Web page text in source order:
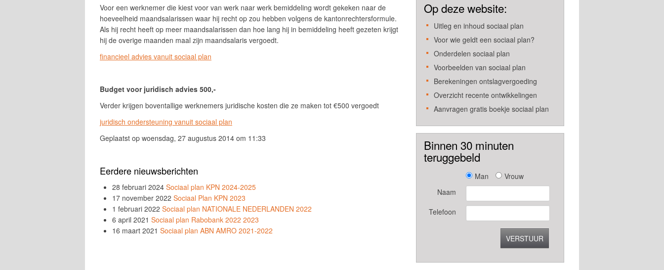
Voor een werknemer die kiest voor van werk naar werk bemiddeling wordt gekeken naar de
hoeveelheid maandsalarissen waar hij recht op zou hebben volgens de kantonrechtersformule.
Als hij recht heeft op meer maandsalarissen dan hoe lang hij in bemiddeling heeft gezeten krijgt
hij de overige maanden maal zijn maandsalaris vergoedt.
financieel advies vanuit sociaal plan
Budget voor juridisch advies 500,-
Verder krijgen boventallige werknemers juridische kosten die ze maken tot €500 vergoedt
juridisch ondersteuning vanuit sociaal plan
Geplaatst op woensdag, 27 augustus 2014 om 11:33
Eerdere nieuwsberichten
28 februari 2024 Sociaal plan KPN 2024-2025
17 november 2022 Sociaal Plan KPN 2023
1 februari 2022 Sociaal plan NATIONALE NEDERLANDEN 2022
6 april 2021 Sociaal plan Rabobank 2022 2023
16 maart 2021 Sociaal plan ABN AMRO 2021-2022
Op deze website:
Uitleg en inhoud sociaal plan
Voor wie geldt een sociaal plan?
Onderdelen sociaal plan
Voorbeelden van sociaal plan
Berekeningen ontslagvergoeding
Overzicht recente ontwikkelingen
Aanvragen gratis boekje sociaal plan
Binnen 30 minuten
teruggebeld
Man
Vrouw
Naam
Telefoon
VERSTUUR